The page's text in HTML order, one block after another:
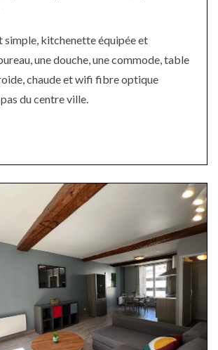
simple, kitchenette équipée et
une douche, une commode, table
chaude et wifi fibre optique
du centre ville.